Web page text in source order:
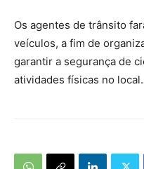
Os agentes de trânsito
veículos, a fim de
garantir a segurança de
atividades físicas no local.